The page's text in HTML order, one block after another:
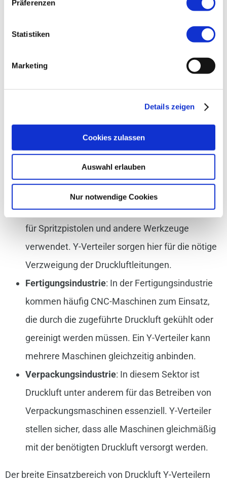
Präferenzen
Statistiken
Marketing
Details zeigen
Cookies zulassen
Auswahl erlauben
Nur notwendige Cookies
Montagelinien werden häufig gleichzeitig
mehrere Druckluftwerkzeuge benötigt. Y-
Verteiler erlauben eine effiziente Luftzufuhr für
Schlagschrauber, Bohrer oder Montageroboter.
notwendigen Druckluftmengen zu versorgen –
beispielsweise beim Reifen- und
Bremsenservice.
Lackierereien und Karosseriebau
Lackieren und im Karosseriebau wird Druckluft
für Spritzpistolen und andere Werkzeuge
verwendet. Y-Verteiler sorgen hier für die nötige
Verzweigung der Druckluftleitungen.
Fertigungsindustrie: In der Fertigungsindustrie
kommen häufig CNC-Maschinen zum Einsatz,
die durch die zugeführte Druckluft gekühlt oder
gereinigt werden müssen. Ein Y-Verteiler kann
mehrere Maschinen gleichzeitig anbinden.
Verpackungsindustrie: In diesem Sektor ist
Druckluft unter anderem für das Betreiben von
Verpackungsmaschinen essenziell. Y-Verteiler
stellen sicher, dass alle Maschinen gleichmäßig
mit der benötigten Druckluft versorgt werden.
Der breite Einsatzbereich von Druckluft Y-Verteilern